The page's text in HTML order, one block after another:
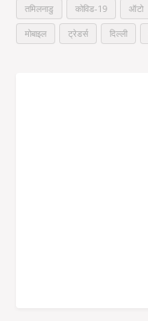
तमिलनाडु कोविड-19 ऑटो
मोबाइल ट्रेडर्स दिल्ली